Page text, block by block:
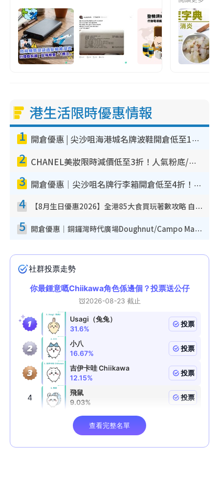
港生活限時優惠情報
1 開倉優惠 | 尖沙咀海港城名牌波鞋開倉低至1折！On鞋$899起／Joy&Peace鞋履$98起
2 CHANEL美妝限時減價低至3折！人氣粉底/唇膏/精華液低至$275！COCO香水都有平
3 開倉優惠｜尖沙咀名牌行李箱開倉低至4折！一連5日 American Tourister/ace./Hallmark $200起！
4 【8月生日優惠2026】全港85大食買玩著數攻略 自助餐/火鍋放題同行免費＋誠品/DONKI送現金券
5 開倉優惠｜銅鑼灣時代廣場Doughnut/Campo Marzio開倉低至1折！背囊、書包、手袋劈價$200起